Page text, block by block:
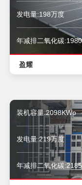
发电量:198万度
年减排二氧化碳
盈耀
装机容量:2098KWp
发电量:219万度
年减排二氧化碳